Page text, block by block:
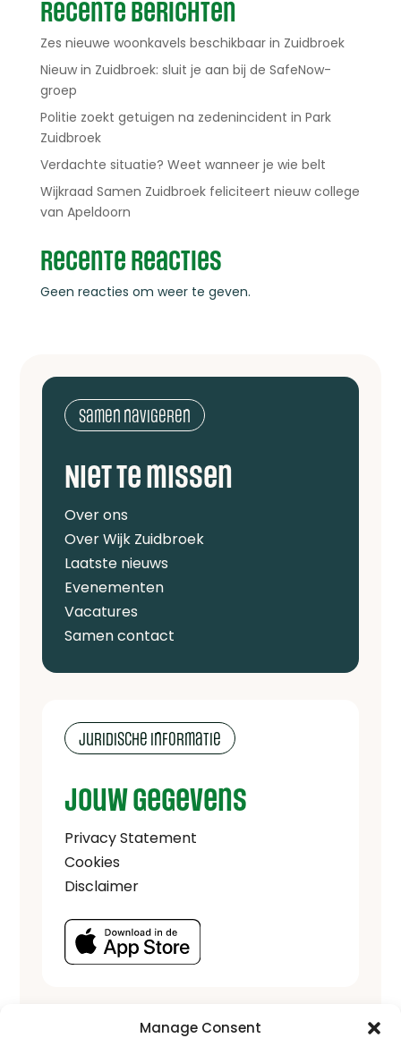
Manage Consent
Recente berichten
Zes nieuwe woonkavels beschikbaar in Zuidbroek
Nieuw in Zuidbroek: sluit je aan bij de SafeNow-
groep
Politie zoekt getuigen na zedenincident in Park
Zuidbroek
Verdachte situatie? Weet wanneer je wie belt
Wijkraad Samen Zuidbroek feliciteert nieuw college
van Apeldoorn
Recente reacties
Geen reacties om weer te geven.
Samen navigeren
Niet te missen
Over ons
Over Wijk Zuidbroek
Laatste nieuws
Evenementen
Vacatures
Samen contact
Juridische informatie
Jouw gegevens
Privacy Statement
Cookies
Disclaimer